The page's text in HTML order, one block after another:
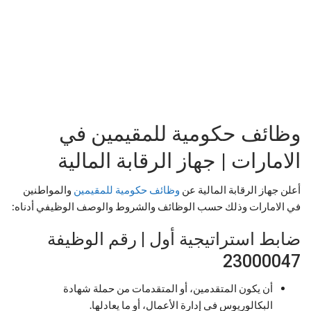
وظائف حكومية للمقيمين في
الامارات | جهاز الرقابة المالية
أعلن جهاز الرقابة المالية عن وظائف حكومية للمقيمين والمواطنين
في الامارات وذلك حسب الوظائف والشروط والوصف الوظيفي أدناه:
ضابط استراتيجية أول | رقم الوظيفة
23000047
أن يكون المتقدمين، أو المتقدمات من حملة شهادة
البكالوريوس في إدارة الأعمال، أو ما يعادلها.